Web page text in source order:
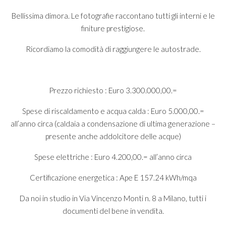
Bellissima dimora. Le fotografie raccontano tutti gli interni e le
finiture prestigiose.
Ricordiamo la comodità di raggiungere le autostrade.
Prezzo richiesto : Euro 3.300.000,00.=
Spese di riscaldamento e acqua calda : Euro 5.000,00.=
all’anno circa (caldaia a condensazione di ultima generazione –
presente anche addolcitore delle acque)
Spese elettriche : Euro 4.200,00.= all’anno circa
Certificazione energetica : Ape E 157.24 kWh/mqa
Da noi in studio in Via Vincenzo Monti n. 8 a Milano, tutti i
documenti del bene in vendita.